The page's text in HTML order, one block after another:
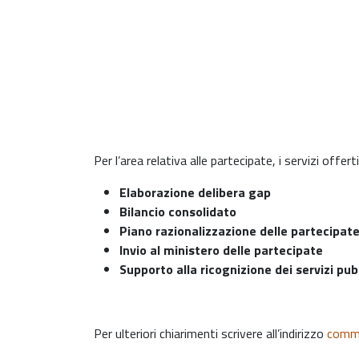
Per l’area relativa alle partecipate, i servizi
Elaborazione delibera gap
Bilancio consolidato
Piano razionalizzazione delle partecipate
Invio al ministero delle partecipate
Supporto alla ricognizione dei servizi
Per ulteriori chiarimenti scrivere all’indirizzo